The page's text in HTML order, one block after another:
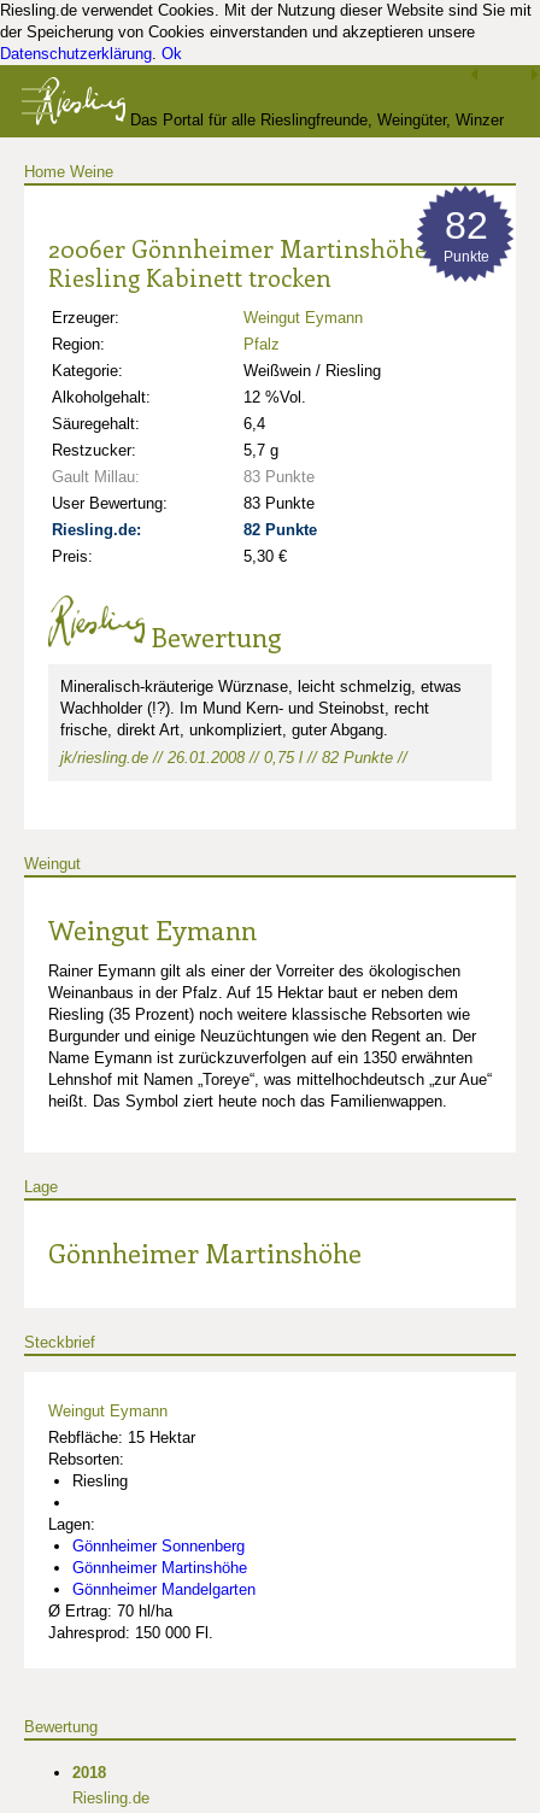
Riesling.de verwendet Cookies. Mit der Nutzung dieser Website sind Sie mit
der Speicherung von Cookies einverstanden und akzeptieren unsere
Datenschutzerklärung. Ok
Das Portal für alle Rieslingfreunde, Weingüter, Winzer
Home Weine
2006er Gönnheimer Martinshöhe
Riesling Kabinett trocken
Erzeuger:
Weingut Eymann
Region:
Pfalz
Kategorie:
Weißwein / Riesling
Alkoholgehalt:
12 %Vol.
Säuregehalt:
6,4
Restzucker:
5,7 g
Gault Millau:
83 Punkte
User Bewertung:
83 Punkte
Riesling.de:
82 Punkte
Preis:
5,30 €
82
Punkte
Bewertung
Mineralisch-kräuterige Würznase, leicht schmelzig, etwas
Wachholder (!?). Im Mund Kern- und Steinobst, recht
frische, direkt Art, unkompliziert, guter Abgang.
jk/riesling.de // 26.01.2008 // 0,75 l // 82 Punkte //
Weingut
Weingut Eymann
Rainer Eymann gilt als einer der Vorreiter des ökologischen
Weinanbaus in der Pfalz. Auf 15 Hektar baut er neben dem
Riesling (35 Prozent) noch weitere klassische Rebsorten wie
Burgunder und einige Neuzüchtungen wie den Regent an. Der
Name Eymann ist zurückzuverfolgen auf ein 1350 erwähnten
Lehnshof mit Namen „Toreye“, was mittelhochdeutsch „zur Aue“
heißt. Das Symbol ziert heute noch das Familienwappen.
Lage
Gönnheimer Martinshöhe
Steckbrief
Weingut Eymann
Rebfläche: 15 Hektar
Rebsorten:
Riesling
Lagen:
Gönnheimer Sonnenberg
Gönnheimer Martinshöhe
Gönnheimer Mandelgarten
Ø Ertrag: 70 hl/ha
Jahresprod: 150 000 Fl.
Bewertung
2018
Riesling.de